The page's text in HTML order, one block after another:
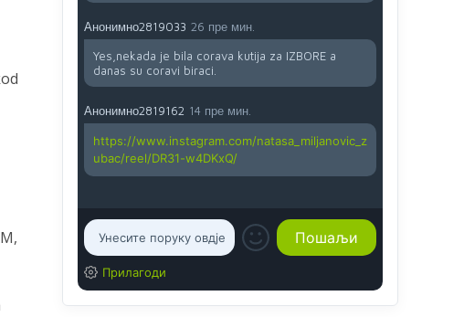
Анонимно2819033 26 пре мин.
Yes,nekada je bila corava kutija za IZBORE a
danas su coravi biraci.
Анонимно2819162 14 пре мин.
https://www.instagram.com/natasa_miljanovic_z
ubac/reel/DR31-w4DKxQ/
Прилагоди